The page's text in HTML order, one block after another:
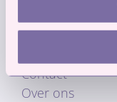
Contact
Over ons